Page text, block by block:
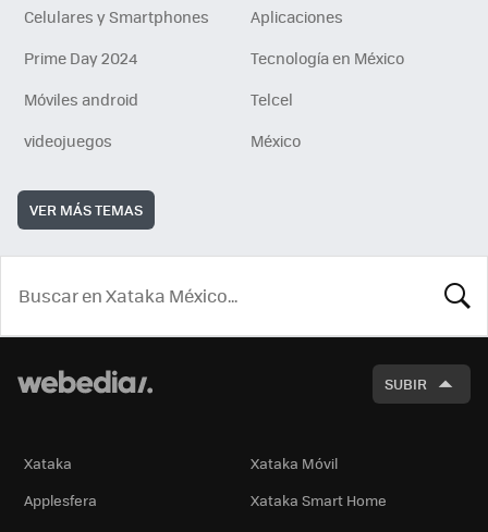
Celulares y Smartphones
Aplicaciones
Prime Day 2024
Tecnología en México
Móviles android
Telcel
videojuegos
México
VER MÁS TEMAS
SUBIR
Xataka
Xataka Móvil
Applesfera
Xataka Smart Home